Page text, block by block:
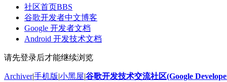
社区首页BBS
谷歌开发者中文博客
Google 开发者文档
Android 开发技术文档
请先登录后才能继续浏览
Archiver|手机版|小黑屋|谷歌开发技术交流社区(Google